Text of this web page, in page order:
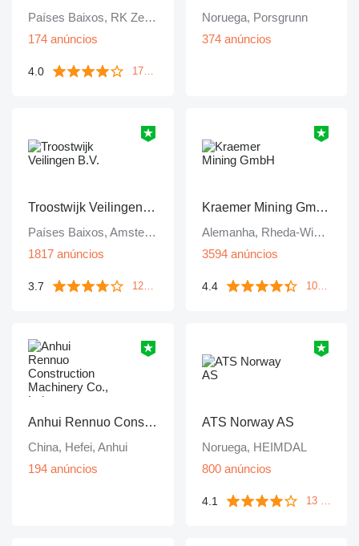
Países Baixos, RK Zevenbergen
174 anúncios
4.0 172 avaliações
Noruega, Porsgrunn
374 anúncios
Troostwijk Veilingen B.V.
Países Baixos, Amsterdam
1817 anúncios
3.7 1249 avaliações
Kraemer Mining GmbH
Alemanha, Rheda-Wiedenbrück
3594 anúncios
4.4 106 avaliações
Anhui Rennuo Construction Machinery Co., Ltd
China, Hefei, Anhui
194 anúncios
ATS Norway AS
Noruega, HEIMDAL
800 anúncios
4.1 13 avaliações